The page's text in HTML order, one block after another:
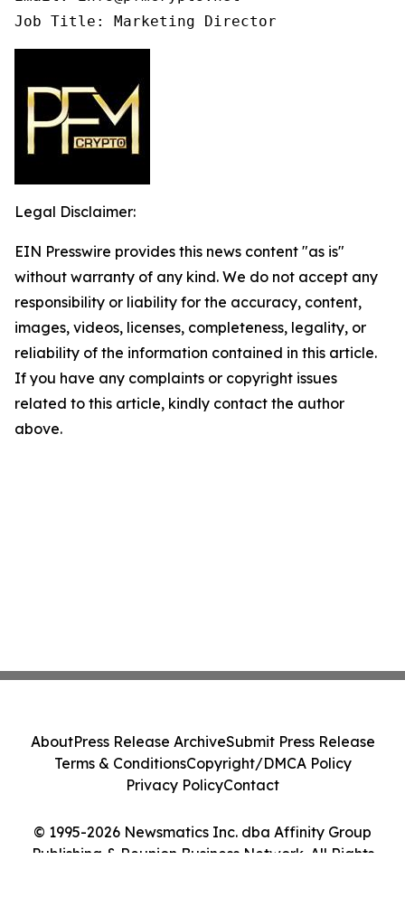
Job Title: Marketing Director
Legal Disclaimer:
EIN Presswire provides this news content "as is"
without warranty of any kind. We do not accept any
responsibility or liability for the accuracy, content,
images, videos, licenses, completeness, legality, or
reliability of the information contained in this article.
If you have any complaints or copyright issues
related to this article, kindly contact the author
above.
© 1995-2026 Newsmatics Inc. dba Affinity Group
Publishing & Reunion Business Network. All Rights
AboutPress Release ArchiveSubmit Press Release
Terms & ConditionsCopyright/DMCA Policy
Privacy PolicyContact